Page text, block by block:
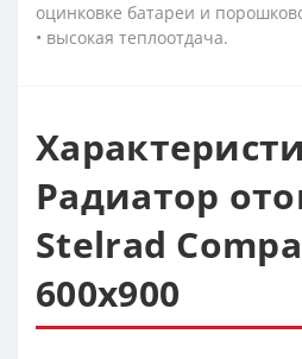
оцинковке батареи и
• высокая теплоотдача.
Радиатор
Stelrad
600х900